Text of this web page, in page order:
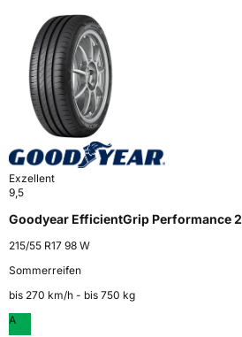
Exzellent
9,5
Goodyear EfficientGrip Performance 2
215/55 R17 98 W
Sommerreifen
bis 270 km⁠/⁠h - bis 750 kg
A